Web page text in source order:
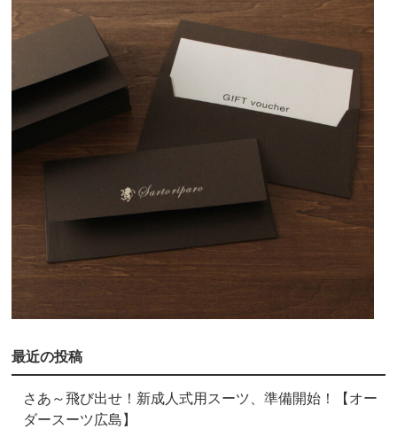
最近の投稿
さあ～飛び出せ！新成人式用スーツ、準備開始！【オー
ダースーツ広島】